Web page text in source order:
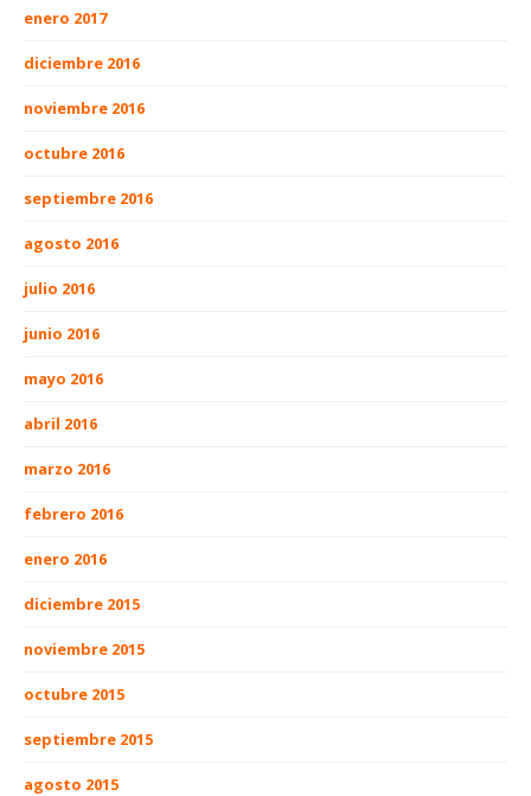
enero 2017
diciembre 2016
noviembre 2016
octubre 2016
septiembre 2016
agosto 2016
julio 2016
junio 2016
mayo 2016
abril 2016
marzo 2016
febrero 2016
enero 2016
diciembre 2015
noviembre 2015
octubre 2015
septiembre 2015
agosto 2015